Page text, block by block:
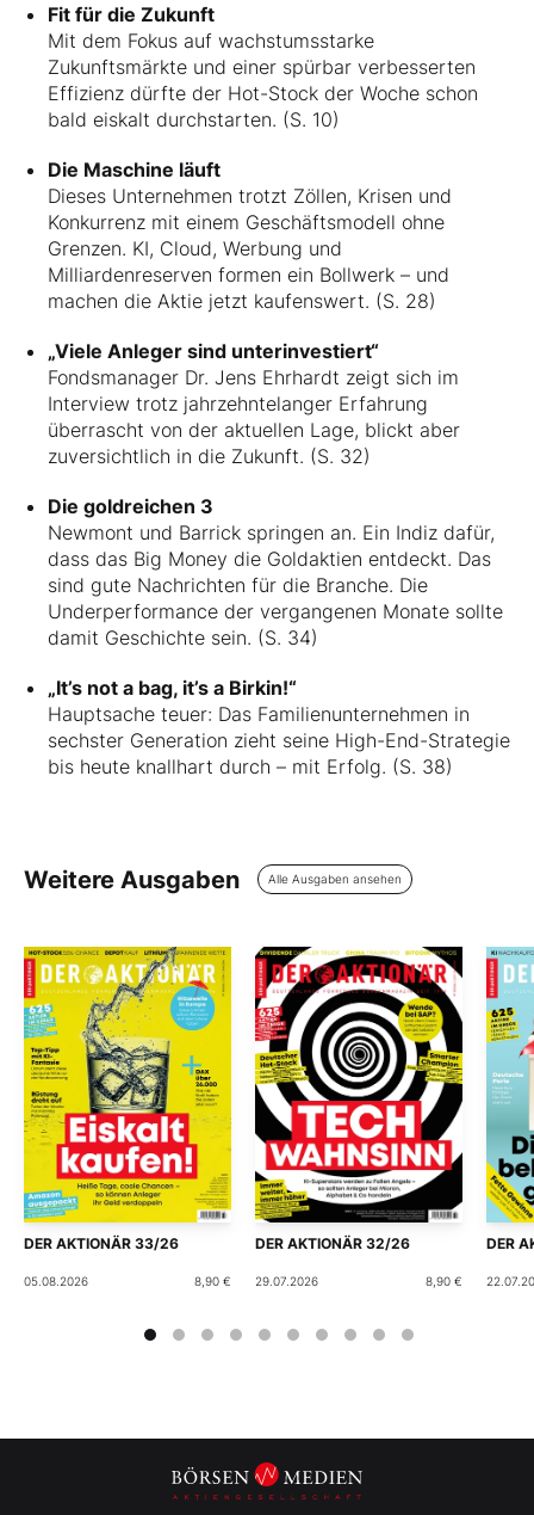
Fit für die Zukunft
Mit dem Fokus auf wachstumsstarke
Zukunftsmärkte und einer spürbar verbesserten
Effizienz dürfte der Hot-Stock der Woche schon
bald eiskalt durchstarten. (S. 10)
Die Maschine läuft
Dieses Unternehmen trotzt Zöllen, Krisen und
Konkurrenz mit einem Geschäftsmodell ohne
Grenzen. KI, Cloud, Werbung und
Milliardenreserven formen ein Bollwerk – und
machen die Aktie jetzt kaufenswert. (S. 28)
„Viele Anleger sind unterinvestiert“
Fondsmanager Dr. Jens Ehrhardt zeigt sich im
Interview trotz jahrzehntelanger Erfahrung
überrascht von der aktuellen Lage, blickt aber
zuversichtlich in die Zukunft. (S. 32)
Die goldreichen 3
Newmont und Barrick springen an. Ein Indiz dafür,
dass das Big Money die Goldaktien entdeckt. Das
sind gute Nachrichten für die Branche. Die
Underperformance der vergangenen Monate sollte
damit Geschichte sein. (S. 34)
„It’s not a bag, it’s a Birkin!“
Hauptsache teuer: Das Familienunternehmen in
sechster Generation zieht seine High-End-Strategie
bis heute knallhart durch – mit Erfolg. (S. 38)
Weitere Ausgaben Alle Ausgaben ansehen
DER AKTIONÄR 33/26
05.08.2026 8,90 €
DER AKTIONÄR 32/26
29.07.2026 8,90 €
DER